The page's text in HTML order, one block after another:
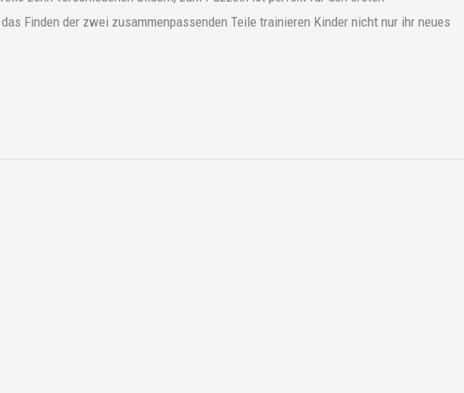
Finden der zwei zusammenpassenden Teile trainieren Kinder nicht nur ihr neues